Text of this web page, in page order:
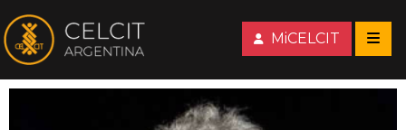
MiCELCIT